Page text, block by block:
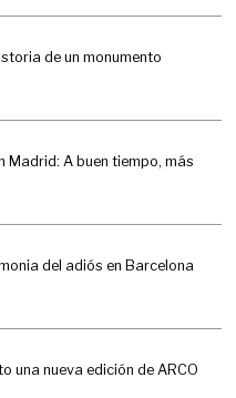
de un monumento
Madrid: A buen tiempo, más
del adiós en Barcelona
una nueva edición de ARCO